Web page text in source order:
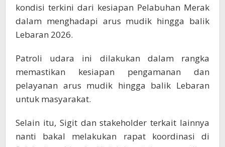
kondisi terkini dari kesiapan Pelabuhan Merak
dalam menghadapi arus mudik hingga balik
Lebaran 2026.
Patroli udara ini dilakukan dalam rangka
memastikan kesiapan pengamanan dan
pelayanan arus mudik hingga balik Lebaran
untuk masyarakat.
Selain itu, Sigit dan stakeholder terkait lainnya
nanti bakal melakukan rapat koordinasi di